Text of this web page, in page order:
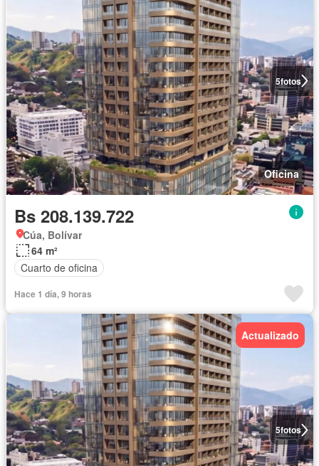
5fotos
Oficina
Bs 208.139.722
Cúa, Bolívar
64 m²
Cuarto de oficina
Hace 1 día, 9 horas
5fotos
Actualizado